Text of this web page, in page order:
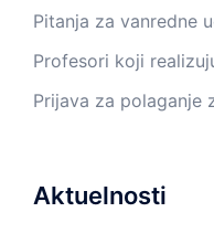
Pitanja za vanredne
Profesori koji
Prijava za polaganje
Aktuelnosti